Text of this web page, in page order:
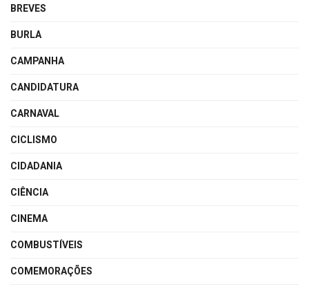
BREVES
BURLA
CAMPANHA
CANDIDATURA
CARNAVAL
CICLISMO
CIDADANIA
CIÊNCIA
CINEMA
COMBUSTÍVEIS
COMEMORAÇÕES